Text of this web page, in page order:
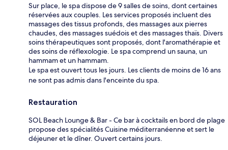
Sur place, le spa dispose de 9 salles de soins, dont certaines
réservées aux couples. Les services proposés incluent des
massages des tissus profonds, des massages aux pierres
chaudes, des massages suédois et des massages thaïs. Divers
soins thérapeutiques sont proposés, dont l'aromathérapie et
des soins de réflexologie. Le spa comprend un sauna, un
hammam et un hammam.
Le spa est ouvert tous les jours. Les clients de moins de 16 ans
ne sont pas admis dans l'enceinte du spa.
Restauration
SOL Beach Lounge & Bar - Ce bar à cocktails en bord de plage
propose des spécialités Cuisine méditerranéenne et sert le
déjeuner et le dîner. Ouvert certains jours.